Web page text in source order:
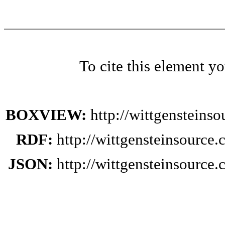
To cite this element
BOXVIEW: http://
RDF: http://
JSON: http://